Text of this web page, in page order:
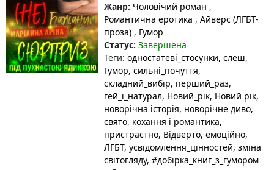
Жанр: Чоловічий роман ,
Романтична еротика , Айверс (ЛГБТ-
проза) , Гумор
Статус: Завершена
Теги: одностатеві_стосунки, слеш,
Гумор, сильні_почуття,
складний_вибір, перший_раз,
гей_і_натурал, Новий_рік, Новий рік,
новорічна історія, новорічне диво,
свято, кохання і романтика,
пристрастно, Відверто, емоційно,
ЛГБТ, усвідомлення_цінностей, зміна
світогляду, #добірка_книг_з_гумором